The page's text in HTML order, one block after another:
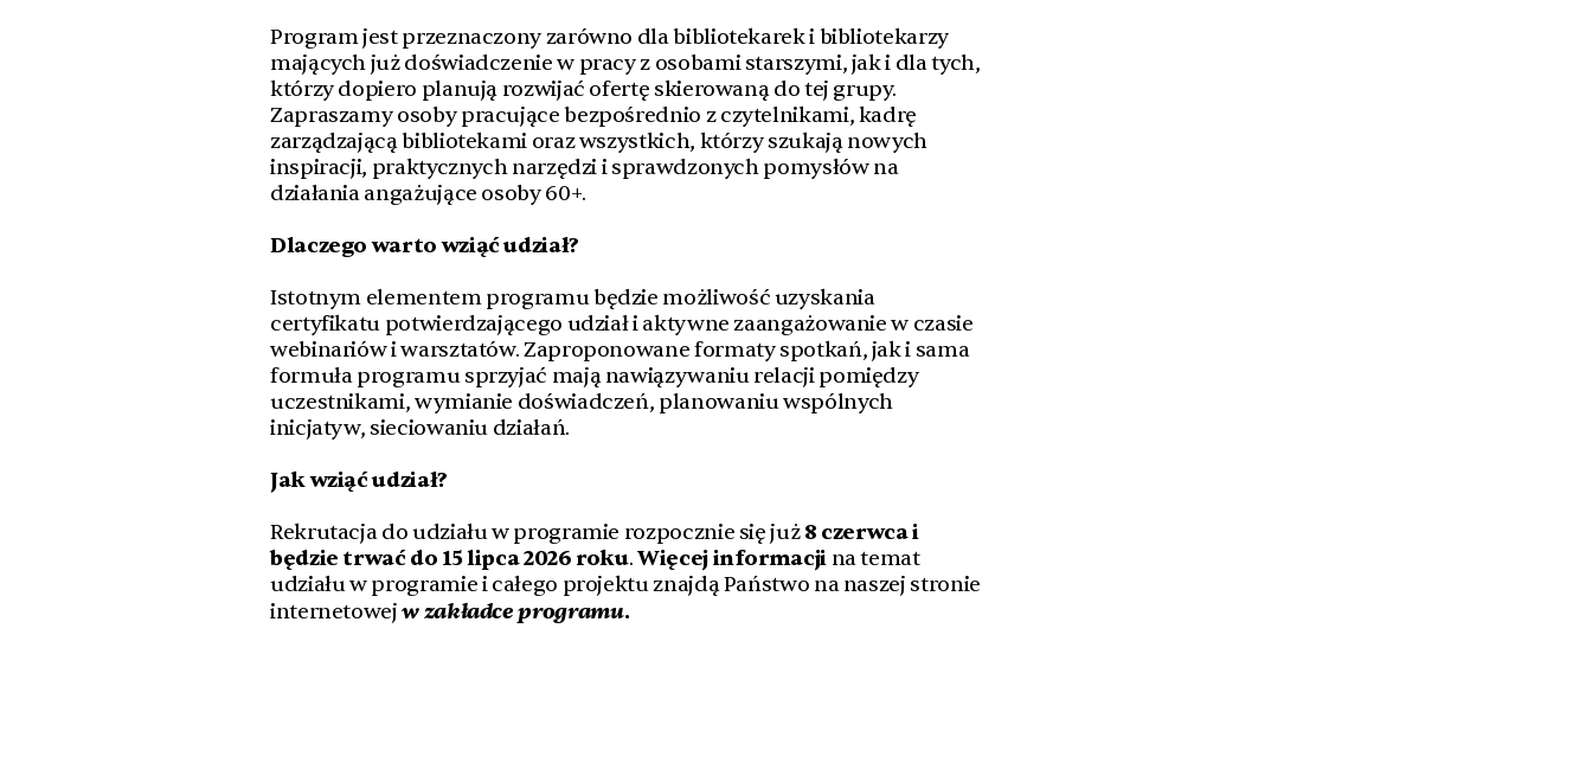
Program jest przeznaczony zarówno dla bibliotekarek i bibliotekarzy
mających już doświadczenie w pracy z osobami starszymi, jak i dla tych,
którzy dopiero planują rozwijać ofertę skierowaną do tej grupy.
Zapraszamy osoby pracujące bezpośrednio z czytelnikami, kadrę
zarządzającą bibliotekami oraz wszystkich, którzy szukają nowych
inspiracji, praktycznych narzędzi i sprawdzonych pomysłów na
działania angażujące osoby 60+.
Dlaczego warto wziąć udział?
Istotnym elementem programu będzie możliwość uzyskania
certyfikatu potwierdzającego udział i aktywne zaangażowanie w czasie
webinariów i warsztatów. Zaproponowane formaty spotkań, jak i sama
formuła programu sprzyjać mają nawiązywaniu relacji pomiędzy
uczestnikami, wymianie doświadczeń, planowaniu wspólnych
inicjatyw, sieciowaniu działań.
Jak wziąć udział?
Rekrutacja do udziału w programie rozpocznie się już8 czerwca i
będzie trwać do 15 lipca 2026 roku.Więcej informacji na temat
udziału w programie i całego projektu znajdą Państwo na naszej stronie
internetowejw zakładce programu.